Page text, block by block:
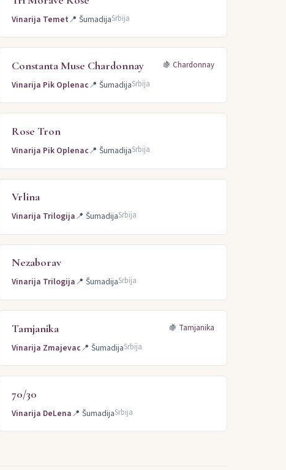
Vinarija Temet📍 ŠumadijaSrbija
Constanta Muse Chardonnay 🍇 Chardonnay
Vinarija Pik Oplenac📍 ŠumadijaSrbija
Rose Tron
Vinarija Pik Oplenac📍 ŠumadijaSrbija
Vrlina
Vinarija Trilogija📍 ŠumadijaSrbija
Nezaborav
Vinarija Trilogija📍 ŠumadijaSrbija
Tamjanika 🍇 Tamjanika
Vinarija Zmajevac📍 ŠumadijaSrbija
70/30
Vinarija DeLena📍 ŠumadijaSrbija